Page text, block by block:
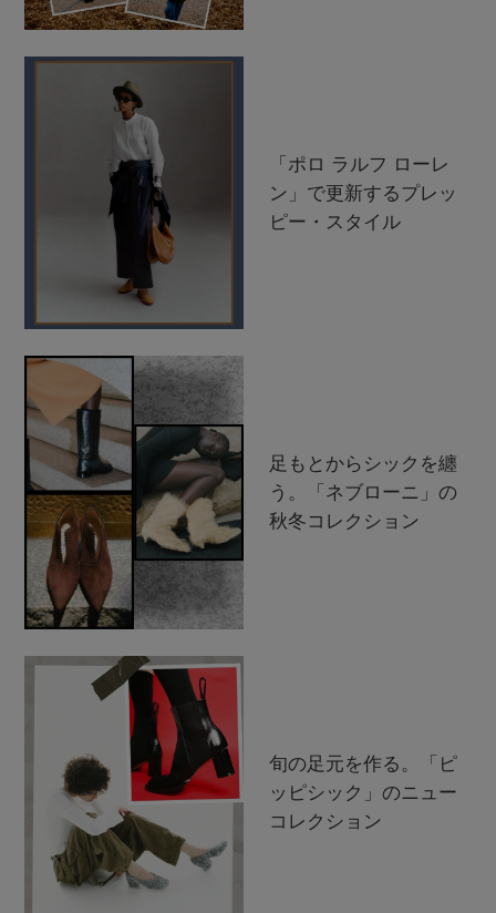
「ポロ ラルフ ローレ
ン」で更新するプレッ
ピー・スタイル
足もとからシックを纏
う。「ネブローニ」の
秋冬コレクション
旬の足元を作る。「ピ
ッピシック」のニュー
コレクション